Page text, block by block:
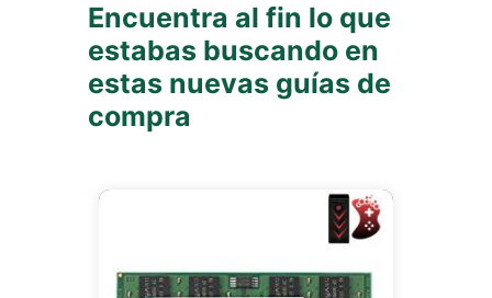
Encuentra al fin lo que
estabas buscando en
estas nuevas guías de
compra